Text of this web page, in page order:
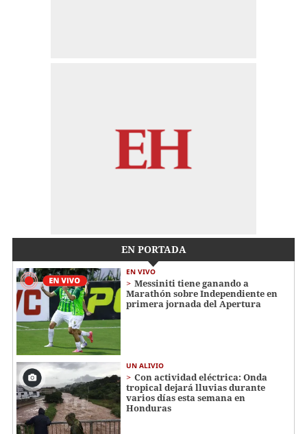
EN PORTADA
EN VIVO
Messiniti tiene ganando a
Marathón sobre Independiente en
primera jornada del Apertura
UN ALIVIO
Con actividad eléctrica: Onda
tropical dejará lluvias durante
varios días esta semana en
Honduras